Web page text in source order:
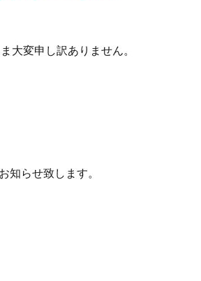
大変申し訳ありません。
らせ致します。